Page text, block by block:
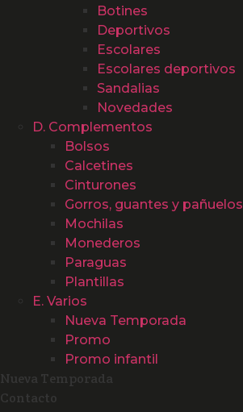
Botines
Deportivos
Escolares
Escolares deportivos
Sandalias
Novedades
D. Complementos
Bolsos
Calcetines
Cinturones
Gorros, guantes y pañuelos
Mochilas
Monederos
Paraguas
Plantillas
E. Varios
Nueva Temporada
Promo
Promo infantil
Nueva Temporada
Contacto